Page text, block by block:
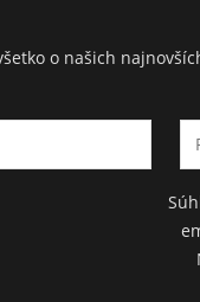
o našich